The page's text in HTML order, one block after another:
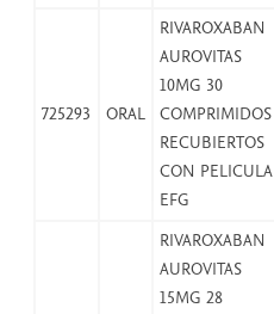
725293 ORAL
RIVAROXABAN
AUROVITAS
10MG 30
COMPRIMIDOS
RECUBIERTOS
CON PELICULA
EFG
RIVAROXABAN
AUROVITAS
15MG 28